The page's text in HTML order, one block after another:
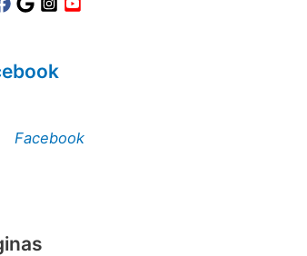
Facebook